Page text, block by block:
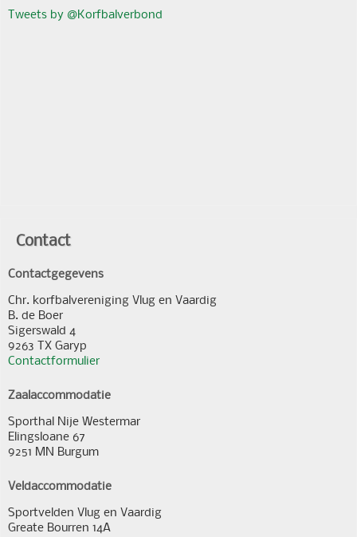
Tweets by @Korfbalverbond
Contact
Contactgegevens
Chr. korfbalvereniging Vlug en Vaardig
B. de Boer
Sigerswald 4
9263 TX Garyp
Contactformulier
Zaalaccommodatie
Sporthal Nije Westermar
Elingsloane 67
9251 MN Burgum
Veldaccommodatie
Sportvelden Vlug en Vaardig
Greate Bourren 14A